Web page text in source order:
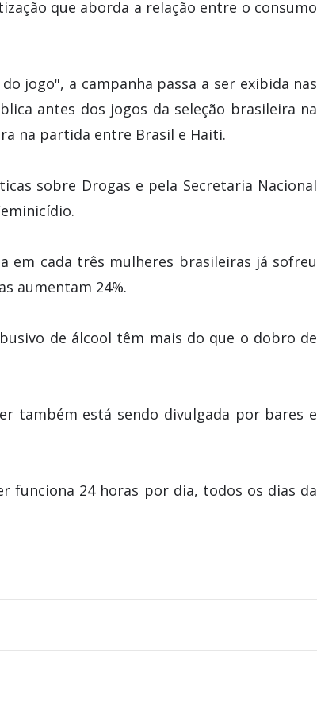
que aborda a relação entre o consumo
jogo", a campanha passa a ser exibida nas
antes dos jogos da seleção brasileira na
na partida entre Brasil e Haiti.
sobre Drogas e pela Secretaria Nacional
em cada três mulheres brasileiras já sofreu
aumentam 24%.
de álcool têm mais do que o dobro de
também está sendo divulgada por bares e
funciona 24 horas por dia, todos os dias da